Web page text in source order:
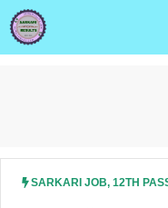
Skip
to
content
SARKARI JOB, 12TH